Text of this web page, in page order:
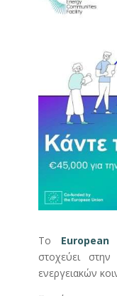
Το
στοχεύει
ενεργειακών